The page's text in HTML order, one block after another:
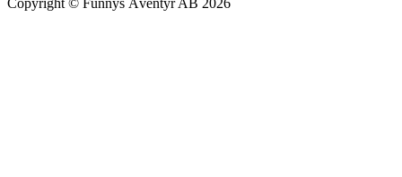
Copyright © Funnys Äventyr AB 2026